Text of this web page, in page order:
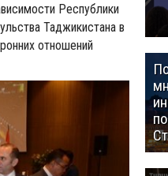
Республики
Таджикистана в
отношений